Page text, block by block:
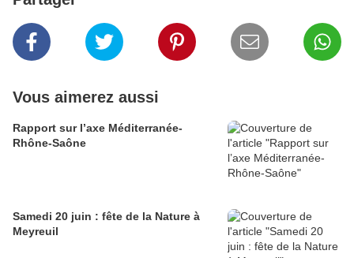
Vous aimerez aussi
Rapport sur l’axe Méditerranée-
Rhône-Saône
Samedi 20 juin : fête de la Nature à
Meyreuil